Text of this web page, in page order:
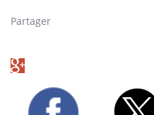
Partager